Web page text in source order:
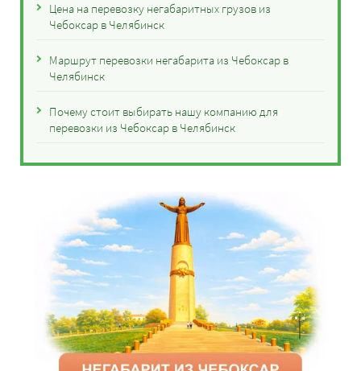
Цена на перевозку негабаритных грузов из
Чебоксар в Челябинск
Маршрут перевозки негабарита из Чебоксар в
Челябинск
Почему стоит выбирать нашу компанию для
перевозки из Чебоксар в Челябинск